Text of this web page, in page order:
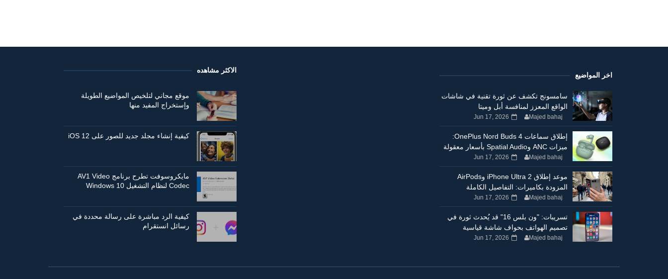
اخر المواضيع
سامسونج تكشف عن ثورة تقنية في شاشات
الواقع المعزز لمنافسة أبل وميتا
Majed bahaj
Jun 17, 2026
إطلاق سماعات OnePlus Nord Buds 4:
ميزات ANC وSpatial Audio بأسعار معقولة
Majed bahaj
Jun 17, 2026
موعد إطلاق iPhone Ultra 2 وAirPods
المزودة بكاميرات: التفاصيل الكاملة
Majed bahaj
Jun 17, 2026
تسريبات: "ون بلس 16" قد يُحدث ثورة في
تصميم الهواتف بحواف شاشة قياسية
Majed bahaj
Jun 17, 2026
الاكثر مشاهده
موقع مجاني لتلخيص المواضيع الطويلة
وإستخراج المفيد منها
كيفية إنشاء مجلد جديد للصور على iOS 12
مايكروسوفت تطرح برنامج AV1 Video
Codec لنظام التشغيل Windows 10
كيفية الرد مباشرة على رسالة محددة في
رسائل انستقرام